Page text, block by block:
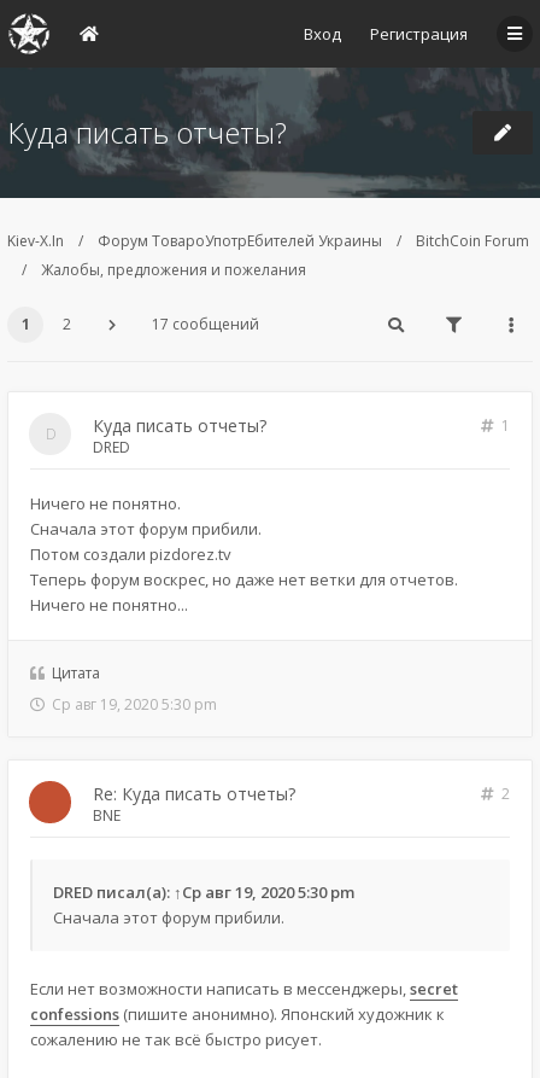
Вход Регистрация
Куда писать отчеты?
Kiev-X.In Форум ТовароУпотрЕбителей Украины
BitchCoin Forum
Жалобы, предложения и пожелания
1 2 17 сообщений
Куда писать отчеты?
1
DRED
Ничего не понятно.
Сначала этот форум прибили.
Потом создали pizdorez.tv
Теперь форум воскрес, но даже нет ветки для отчетов.
Ничего не понятно...
Цитата
Ср авг 19, 2020 5:30 pm
Re: Куда писать отчеты?
2
BNE
DRED писал(а): ↑Ср авг 19, 2020 5:30 pm
Сначала этот форум прибили.
Если нет возможности написать в мессенджеры,secret
confessions (пишите анонимно). Японский художник к
сожалению не так всё быстро рисует.